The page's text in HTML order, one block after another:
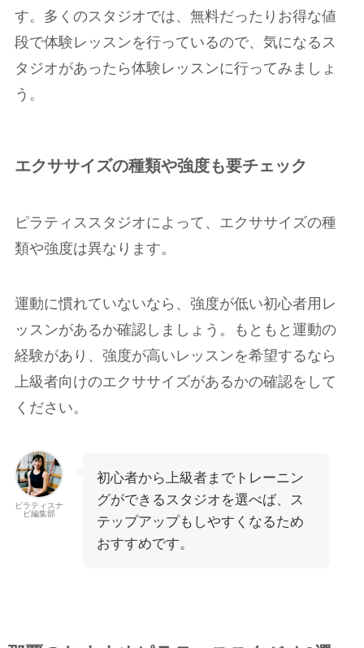
す。多くのスタジオでは、無料だったりお得な値
段で体験レッスンを行っているので、気になるス
タジオがあったら体験レッスンに行ってみましょ
う。
エクササイズの種類や強度も要チェック
ピラティススタジオによって、エクササイズの種
類や強度は異なります。
運動に慣れていないなら、強度が低い初心者用レ
ッスンがあるか確認しましょう。もともと運動の
経験があり、強度が高いレッスンを希望するなら
上級者向けのエクササイズがあるかの確認をして
ください。
ピラティスナ
ビ編集部
初心者から上級者までトレーニン
グができるスタジオを選べば、ス
テップアップもしやすくなるため
おすすめです。